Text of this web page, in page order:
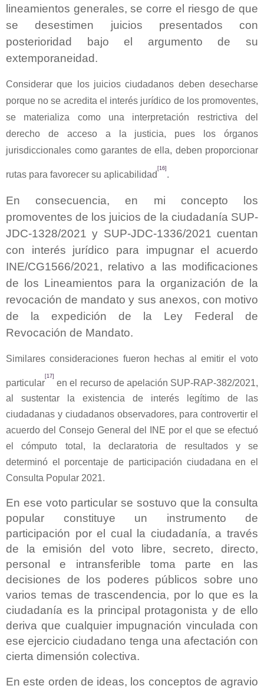
lineamientos generales, se corre el riesgo de que
se desestimen juicios presentados con
posterioridad bajo el argumento de su
extemporaneidad.
Considerar que los juicios ciudadanos deben desecharse
porque no se acredita el interés jurídico de los promoventes,
se materializa como una interpretación restrictiva del
derecho de acceso a la justicia, pues los órganos
jurisdiccionales como garantes de ella, deben proporcionar
rutas para favorecer su aplicabilidad
[16]
.
En consecuencia, en mi concepto los
promoventes de los juicios de la ciudadanía SUP-
JDC-1328/2021 y SUP-JDC-1336/2021 cuentan
con interés jurídico para impugnar el acuerdo
INE/CG1566/2021, relativo a las modificaciones
de los Lineamientos para la organización de la
revocación de mandato y sus anexos, con motivo
de la expedición de la Ley Federal de
Revocación de Mandato.
Similares consideraciones fueron hechas al emitir el voto
particular
[17]
en el recurso de apelación SUP-RAP-382/2021,
al sustentar la existencia de interés legítimo de las
ciudadanas y ciudadanos observadores, para controvertir el
acuerdo del Consejo General del INE por el que se efectuó
el cómputo total, la declaratoria de resultados y se
determinó el porcentaje de participación ciudadana en el
Consulta Popular 2021.
En ese voto particular se sostuvo que la consulta
popular constituye un instrumento de
participación por el cual la ciudadanía, a través
de la emisión del voto libre, secreto, directo,
personal e intransferible toma parte en las
decisiones de los poderes públicos sobre uno
varios temas de trascendencia, por lo que es la
ciudadanía es la principal protagonista y de ello
deriva que cualquier impugnación vinculada con
ese ejercicio ciudadano tenga una afectación con
cierta dimensión colectiva.
En este orden de ideas, los conceptos de agravio